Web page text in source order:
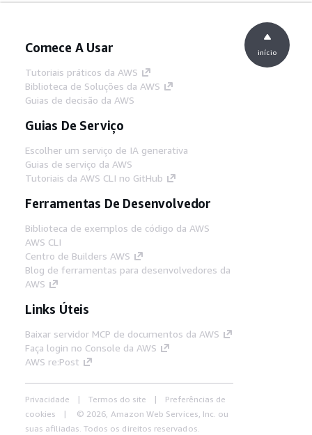
Comece A Usar
Tutoriais práticos da AWS
Biblioteca de Soluções da AWS
Guias de decisão da AWS
Guias De Serviço
Escolher um serviço de IA generativa
Guias de serviço da AWS
Tutoriais da AWS CLI no GitHub
Ferramentas De Desenvolvedor
Biblioteca de exemplos de código da AWS
AWS CLI
Centro de Builders AWS
Blog de ferramentas para desenvolvedores da
AWS
Links Úteis
Baixar servidor MCP de documentos da AWS
Faça login no Console da AWS
AWS re:Post
Privacidade Termos do site
Preferências de
cookies
© 2026, Amazon Web Services, Inc. ou
suas afiliadas. Todos os direitos reservados.
início